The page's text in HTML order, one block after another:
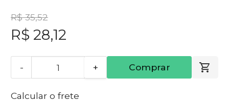
R$ 35,52
R$ 28,12
- + Comprar
Calcular o frete